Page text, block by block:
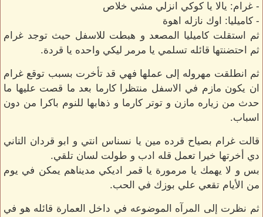
- غرام: يالا يا كوكي انزلي مشي خلاص
- كاميليا: اوك نازله اهوة
ثم استقلت كاميليا المصعد و هبطت للاسفل حيث توجد غرام
ثم احتضنتها قائله تسلمي يا مرمر ليكي واحده يا قردة.
ثم انطلقت مهروله إلى عملها فهي قد تأخرت بسبب توقع غرام
ان يكون مازم في الاسفل منتظرا كارما بعد ما قصت عليها ما
حدث من زياره مازن و توتر كارما و ذهابها للنوم باكرا من دون
اسباب.
قالت غرام بصياح قرده مين يا نسناس انتي و ابو قردان التاني
دي أخرتها خيرا تعمل قله ادب و طولت لسان تلقي.
بس و لا يهمك يا مرمورة يا قمر اديكي مديناهم يمكن في يوم
من الأيام تقعي علي بوزك في الحب.
ثم نظرت إلى المرآه الموضوعه في داخل العمارة قائله هو في